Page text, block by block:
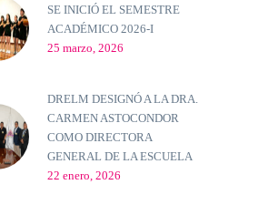
SE INICIÓ EL SEMESTRE
ACADÉMICO 2026-I
25 marzo, 2026
DRELM DESIGNÓ A LA DRA.
CARMEN ASTOCONDOR
COMO DIRECTORA
GENERAL DE LA ESCUELA
22 enero, 2026